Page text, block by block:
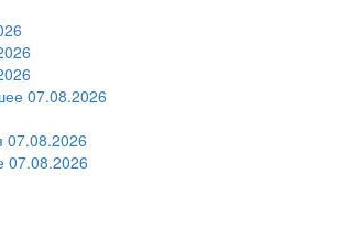
07.08.2026
07.08.2026
07.08.2026